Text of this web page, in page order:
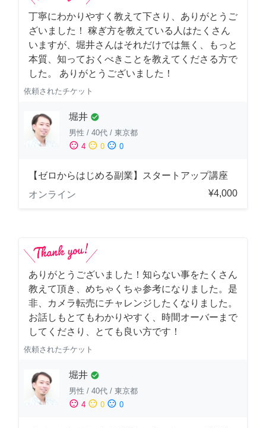
丁寧にわかりやすく教えて下さり、ありがとうご
ざいました！ 稼ぎ方を教えている人はたくさん
いますが、堀井さんはそれだけでは無く、もっと
本質、知っておくべきことを教えてくださる方で
した。 ありがとうございました！
依頼されたチケット
堀井 check_circle
男性 / 40代 / 東京都
sentiment_satisfied 4 sentiment_neutral 0 sentiment_dissatisfied 0
【ゼロからはじめる副業】スタートアップ講座
オンライン
¥4,000
ありがとうございました！知らない事をたくさん
教えて頂き、めちゃくちゃ参考になりました。是
非、カメラ転売にチャレンジしたくなりました。
お話しもとてもわかりやすく、時間オーバーまで
してくださり、とても良い方です！
依頼されたチケット
堀井 check_circle
男性 / 40代 / 東京都
sentiment_satisfied 4 sentiment_neutral 0 sentiment_dissatisfied 0